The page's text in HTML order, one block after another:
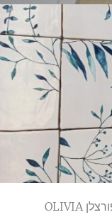
/ אריח פורצלן OLIVIA